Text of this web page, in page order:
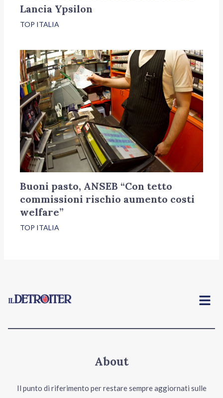
Lancia Ypsilon
TOP ITALIA
Buoni pasto, ANSEB “Con tetto
commissioni rischio aumento costi
welfare”
TOP ITALIA
Menu
About
Il punto di riferimento per restare sempre aggiornati sulle